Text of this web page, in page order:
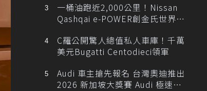
一桶油跑近2,000公里！Nissan
Qashqai e-POWER創金氏世界紀
C羅公開驚人總值私人車庫！千萬
美元Bugatti Centodieci領軍
Audi 車主搶先報名 台灣奧迪推出
2026 新加坡大獎賽 Audi 極速之